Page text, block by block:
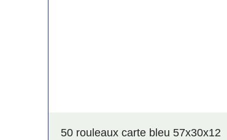
50 rouleaux carte bleu 57x30x12